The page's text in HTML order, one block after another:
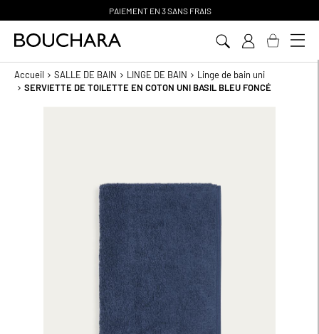
PAIEMENT EN 3 SANS FRAIS
Accueil SALLE DE BAIN LINGE DE BAIN
Linge de bain uni
SERVIETTE DE TOILETTE EN COTON UNI BASIL BLEU FONCÉ